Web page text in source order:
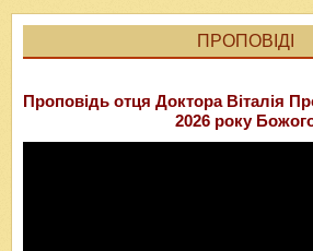
ПРОПОВІДІ
Проповідь отця Доктора Віталія
2026 року